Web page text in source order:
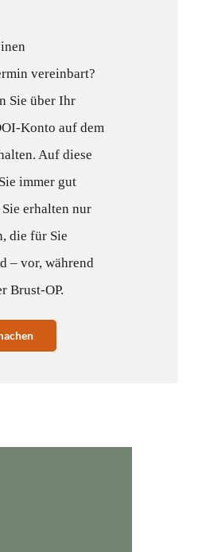
vereinbart?
Sie über Ihr
Konto auf dem
Auf diese
immer gut
erhalten nur
die für Sie
– vor, während
Brust-OP.